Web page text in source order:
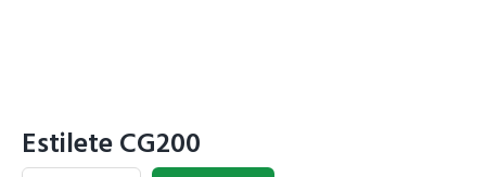
Estilete CG200